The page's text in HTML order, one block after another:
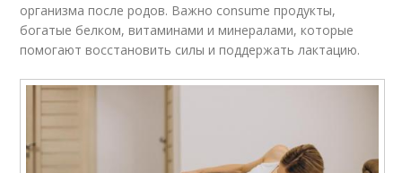
организма после родов. Важно consume продукты,
богатые белком, витаминами и минералами, которые
помогают восстановить силы и поддержать лактацию.